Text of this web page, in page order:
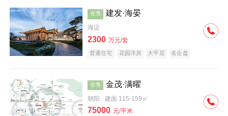
在售 建发·海晏
海淀
2300 万元/套
普通住宅 花园洋房 大平层
名企盘
在售 金茂·满曜
朝阳 建面 115-159㎡
75000 元/平米